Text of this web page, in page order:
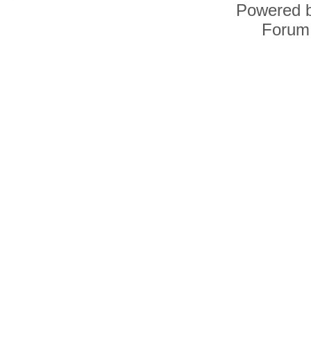
Powered